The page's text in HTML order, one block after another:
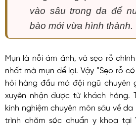
vào sâu trong da để
bào mới vừa hình thành.
Mụn là nỗi ám ảnh, và sẹo rỗ
nhất mà mụn để lại. Vậy “Sẹo rỗ
hỏi hàng đầu mà đội ngũ chuyên
xuyên nhận được từ khách hàng.
kinh nghiệm chuyên môn sâu về
trình chăm sóc chuẩn y khoa tại